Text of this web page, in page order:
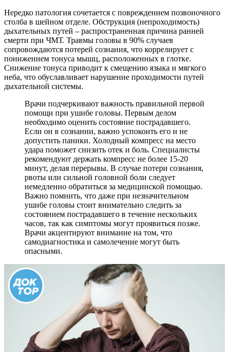
Нередко патология сочетается с повреждением позвоночного
столба в шейном отделе. Обструкция (непроходимость)
дыхательных путей – распространенная причина ранней
смерти при ЧМТ. Травмы головы в 90% случаев
сопровождаются потерей сознания, что коррелирует с
понижением тонуса мышц, расположенных в глотке.
Снижение тонуса приводит к смещению языка и мягкого
неба, что обуславливает нарушение проходимости путей
дыхательной системы.
Врачи подчеркивают важность правильной первой
помощи при ушибе головы. Первым делом
необходимо оценить состояние пострадавшего.
Если он в сознании, важно успокоить его и не
допустить паники. Холодный компресс на место
удара поможет снизить отек и боль. Специалисты
рекомендуют держать компресс не более 15-20
минут, делая перерывы. В случае потери сознания,
рвоты или сильной головной боли следует
немедленно обратиться за медицинской помощью.
Важно помнить, что даже при незначительном
ушибе головы стоит внимательно следить за
состоянием пострадавшего в течение нескольких
часов, так как симптомы могут проявиться позже.
Врачи акцентируют внимание на том, что
самодиагностика и самолечение могут быть
опасными.